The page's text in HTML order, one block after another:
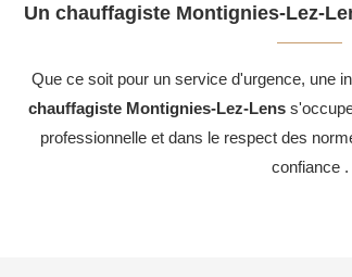
Un chauffagiste Montignies-Lez-
Que ce soit pour un service d'urgence, une
chauffagiste Montignies-Lez-Lens
professionnelle et dans le respect des
confiance .